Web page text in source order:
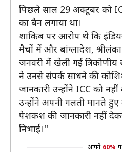
पिछले साल 29 अक्टूबर को
का बैन लगाया था।
शाकिब पर आरोप थे कि
मैचों में और बांग्लादेश,
जनवरी में खेली गई त्रिकोणीय
ने उनसे संपर्क साधने की
जानकारी उन्होंने ICC को नहीं
उन्होंने अपनी गलती मानते
पेशकश की जानकारी नहीं
निभाई।''
आपने 60%